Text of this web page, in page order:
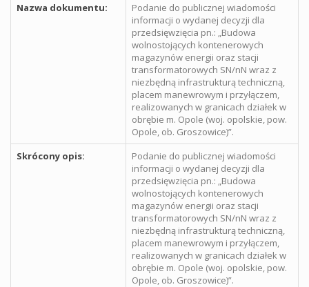
Nazwa dokumentu:
Podanie do publicznej wiadomości
informacji o wydanej decyzji dla
przedsięwzięcia pn.: „Budowa
wolnostojących kontenerowych
magazynów energii oraz stacji
transformatorowych SN/nN wraz z
niezbędną infrastrukturą techniczną,
placem manewrowym i przyłączem,
realizowanych w granicach działek w
obrębie m. Opole (woj. opolskie, pow.
Opole, ob. Groszowice)”.
Skrócony opis:
Podanie do publicznej wiadomości
informacji o wydanej decyzji dla
przedsięwzięcia pn.: „Budowa
wolnostojących kontenerowych
magazynów energii oraz stacji
transformatorowych SN/nN wraz z
niezbędną infrastrukturą techniczną,
placem manewrowym i przyłączem,
realizowanych w granicach działek w
obrębie m. Opole (woj. opolskie, pow.
Opole, ob. Groszowice)”.